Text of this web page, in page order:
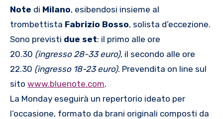
Note di Milano, esibendosi insieme al
trombettista Fabrizio Bosso, solista d’eccezione.
Sono previsti due set: il primo alle ore
20.30 (ingresso 28-33 euro), il secondo alle ore
22.30 (ingresso 18-23 euro). Prevendita on line sul
sito www.bluenote.com.
La Monday eseguirà un repertorio ideato per
l’occasione, formato da brani originali composti da